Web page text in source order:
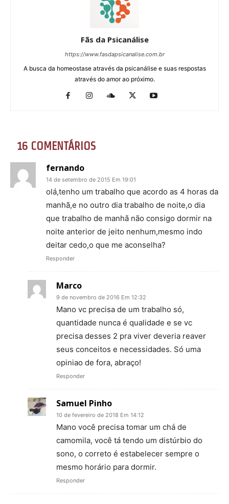
Fãs da Psicanálise
https://www.fasdapsicanalise.com.br
A busca da homeostase através da psicanálise e suas respostas
através do amor ao próximo.
16 COMENTÁRIOS
fernando
14 de setembro de 2015 Em 19:01
olá,tenho um trabalho que acordo as 4 horas da
manhã,e no outro dia trabalho de noite,o dia
que trabalho de manhã não consigo dormir na
noite anterior de jeito nenhum,mesmo indo
deitar cedo,o que me aconselha?
Responder
Marco
9 de novembro de 2016 Em 12:32
Mano vc precisa de um trabalho só,
quantidade nunca é qualidade e se vc
precisa desses 2 pra viver deveria reaver
seus conceitos e necessidades. Só uma
opiniao de fora, abraço!
Responder
Samuel Pinho
10 de fevereiro de 2018 Em 14:12
Mano você precisa tomar um chá de
camomila, você tá tendo um distúrbio do
sono, o correto é estabelecer sempre o
mesmo horário para dormir.
Responder